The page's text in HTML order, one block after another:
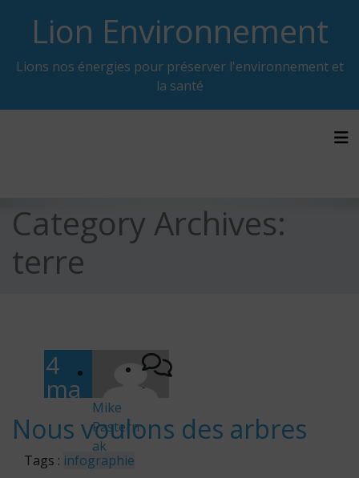
contentLion Environnement
Lions nos énergies pour préserver l'environnement et
la santé
Category Archives:
terre
4
ma
202
0
Mike
Pastern
ak
-
Nous voulons des arbres
Tags : infographie